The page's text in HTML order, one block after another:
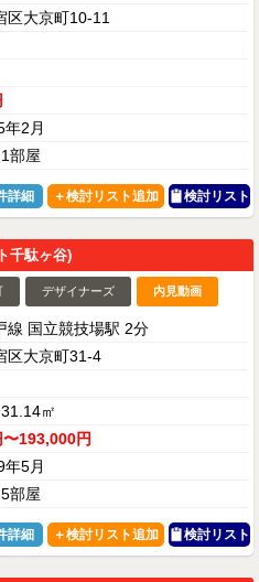
区大京町10-11
2月
部屋
詳細 検討リスト
千駄ヶ谷)
デザイナーズ 内見動画
線 国立競技場駅 2分
区大京町31-4
㎡
193,000円
5月
部屋
詳細 検討リスト